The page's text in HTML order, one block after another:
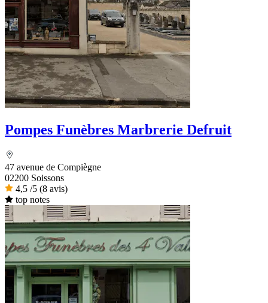
Pompes Funèbres Marbrerie Defruit
47 avenue de Compiègne
02200 Soissons
4,5 /5 (8 avis)
top notes